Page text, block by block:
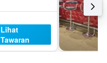
Lihat
Tawaran